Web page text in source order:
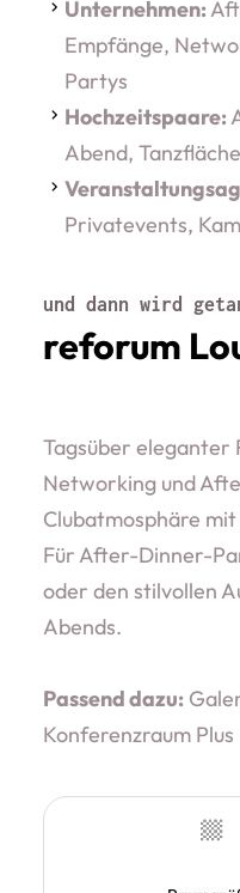
Unternehmen:
Empfänge,
Partys
Hochzeitspaare:
Abend, Tanzfläche
Privatevents,
und dann wird
reforum
Tagsüber eleganter
Networking und
Clubatmosphäre
Für After-Dinner-
oder den stilvollen
Abends.
Passend dazu:
Konferenzraum Plus